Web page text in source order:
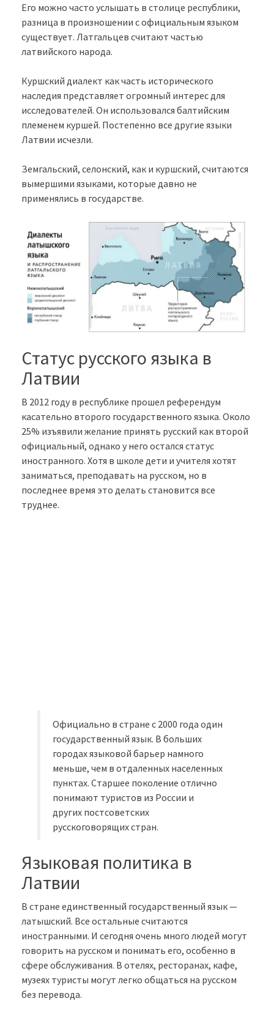
Его можно часто услышать в столице республики,
разница в произношении с официальным языком
существует. Латгальцев считают частью
латвийского народа.
Куршский диалект как часть исторического
наследия представляет огромный интерес для
исследователей. Он использовался балтийским
племенем куршей. Постепенно все другие языки
Латвии исчезли.
Земгальский, селонский, как и куршский, считаются
вымершими языками, которые давно не
применялись в государстве.
Статус русского языка в
Латвии
В 2012 году в республике прошел референдум
касательно второго государственного языка. Около
25% изъявили желание принять русский как второй
официальный, однако у него остался статус
иностранного. Хотя в школе дети и учителя хотят
заниматься, преподавать на русском, но в
последнее время это делать становится все
труднее.
Официально в стране с 2000 года один
государственный язык. В больших
городах языковой барьер намного
меньше, чем в отдаленных населенных
пунктах. Старшее поколение отлично
понимают туристов из России и
других постсоветских
русскоговорящих стран.
Языковая политика в
Латвии
В стране единственный государственный язык —
латышский. Все остальные считаются
иностранными. И сегодня очень много людей могут
говорить на русском и понимать его, особенно в
сфере обслуживания. В отелях, ресторанах, кафе,
музеях туристы могут легко общаться на русском
без перевода.